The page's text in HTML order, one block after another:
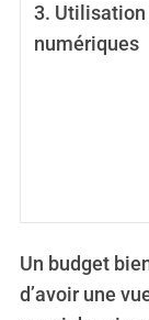
3. Utilisation
numériques
Un budget
d’avoir une